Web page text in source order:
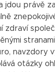
jdou právě
zdraví
navzdory
otázky